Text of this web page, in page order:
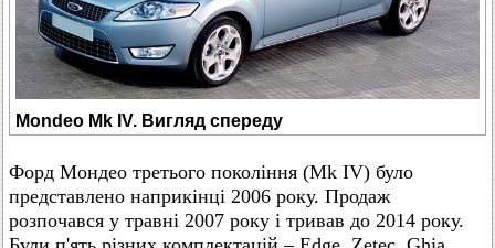
Mondeo Mk IV. Вигляд спереду
Форд Мондео третього покоління (Mk IV) було
представлено наприкінці 2006 року. Продаж
розпочався у травні 2007 року і тривав до 2014 року.